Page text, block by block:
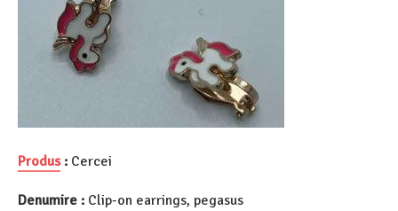
Produs: Cercei
Denumire : Clip-on earrings, pegasus